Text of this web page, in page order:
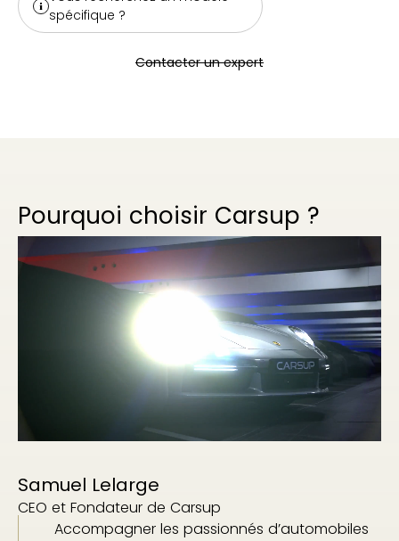
spécifique ?
Contacter un expert
Pourquoi choisir Carsup ?
Samuel Lelarge
CEO et Fondateur de Carsup
Accompagner les passionnés d’automobiles